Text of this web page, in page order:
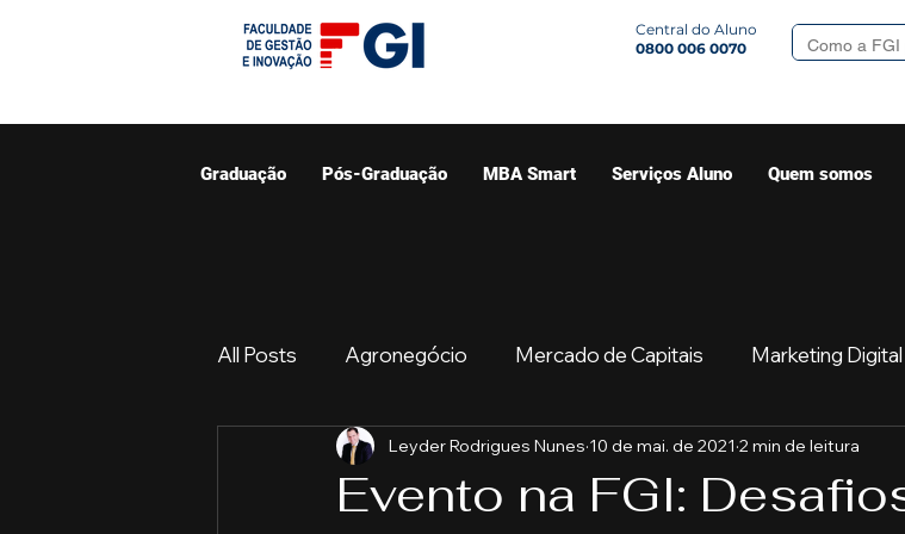
Central do Aluno
0800 006 0070
Graduação Pós-Graduação MBA Smart Serviços Aluno Quem somos
All Posts Agronegócio Mercado de Capitais Marketing Digital
Graduação Resumo do Mercado Sua comunidade
Evento na FGI:
Leyder Rodrigues Nunes 10 de mai. de 2021 2 min de leitura